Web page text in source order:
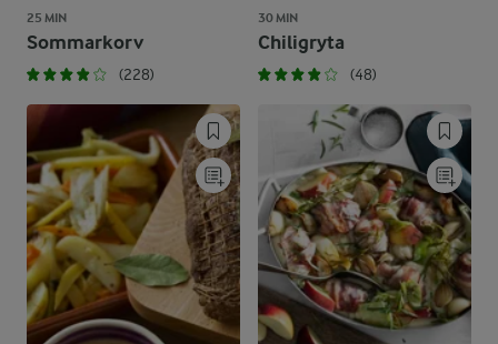
25 MIN
Sommarkorv
(228)
30 MIN
Chiligryta
(48)